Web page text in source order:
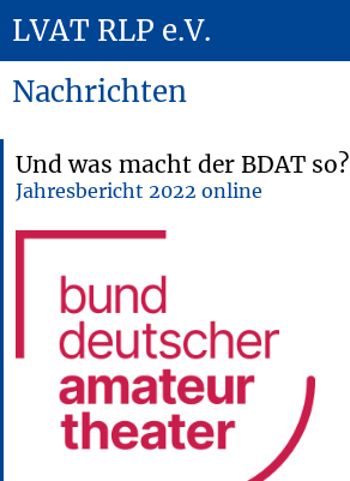
LVAT RLP e.V.
Nachrichten
Und was macht der BDAT so?
Jahresbericht 2022 online